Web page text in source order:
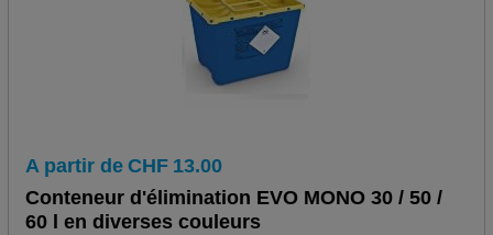
A partir de CHF 13.00
Conteneur d'élimination EVO MONO 30 / 50 /
60 l en diverses couleurs